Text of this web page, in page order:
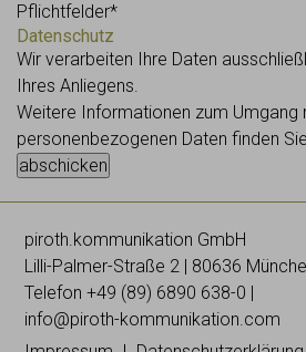
Pflichtfelder*
Datenschutz
Wir verarbeiten Ihre Daten
Ihres Anliegens.
Weitere Informationen zum Umgang
personenbezogenen Daten finden Sie
piroth.kommunikation GmbH
Lilli-Palmer-Straße 2 | 80636
Telefon +49 (89) 6890 638-0
info@piroth-kommunikation.com